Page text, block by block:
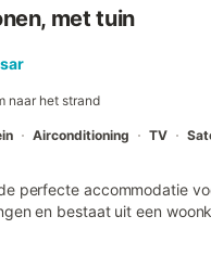
een kinderbedje en een
over airconditioning in
met tuin
naar het strand
Airconditioning TV
perfecte accommodatie
en bestaat uit een
een